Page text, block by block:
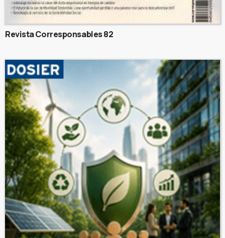
Revista Corresponsables 82